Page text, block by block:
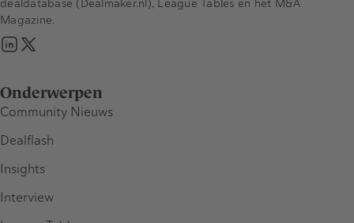
Onderwerpen
Community Nieuws
Dealflash
Insights
Interview
dealdatabase (Dealmaker.nl), League Tables en het M&A
Magazine.